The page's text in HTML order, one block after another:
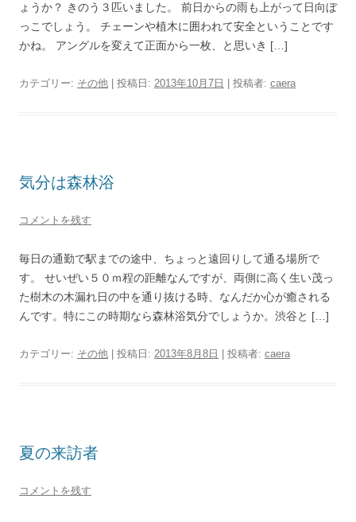
ょうか？ きのう３匹いました。 前日からの雨も上がって日向ぼ
っこでしょう。 チェーンや植木に囲われて安全ということです
かね。 アングルを変えて正面から一枚、と思いき […]
カテゴリー: その他 | 投稿日: 2013年10月7日 投稿者: caera
気分は森林浴
コメントを残す
毎日の通勤で駅までの途中、ちょっと遠回りして通る場所で
す。 せいぜい５０ｍ程の距離なんですが、両側に高く生い茂っ
た樹木の木漏れ日の中を通り抜ける時、なんだか心が癒される
んです。特にこの時期なら森林浴気分でしょうか。渋谷と […]
カテゴリー: その他 | 投稿日: 2013年8月8日 投稿者: caera
夏の来訪者
コメントを残す